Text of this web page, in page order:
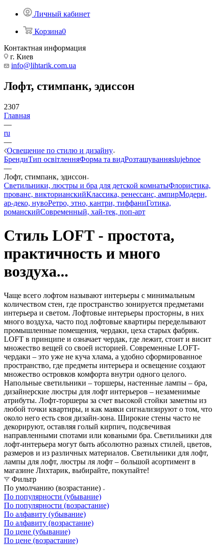
Личный кабинет
Корзина0
Контактная информация
г. Киев
info@lihtarik.com.ua
Лофт, стимпанк, эдиссон
2307
Главная
—
ru
—
Освещение по стилю и дизайну
БрендиТип освітленняФорма та видРозташуванняslujebnoe
—
Лофт, стимпанк, эдиссон
Светильники, люстры и бра для детской комнатыФлористика,
прованс, викторианскийКлассика, ренессанс, ампирМодерн,
ар-деко, нувоРетро, этно, кантри, тиффаниГотика,
романскийСовременный, хай-тек, поп-арт
Стиль LOFT - простота,
практичность и много
воздуха...
Чаще всего лофтом называют интерьеры с минимальным
количеством стен, где пространство зонируется предметами
интерьера и светом. Лофтовые интерьеры просторны, в них
много воздуха, часто под лофтовые квартиры переделывают
промышленные помещения, чердаки, цеха старых фабрик.
LOFT в принципе и означает чердак, где лежит, стоит и висит
множество вещей со своей историей. Современные LOFT-
чердаки – это уже не куча хлама, а удобно сформированное
пространство, где предметы интерьера и освещение создают
множество островков комфорта внутри одного целого.
Напольные светильники – торшеры, настенные лампы – бра,
дизайнерские люстры для лофт интерьеров – незаменимые
атрибуты. Лофт-торшеры за счет высокой стойки заметны из
любой точки квартиры, и как маяки сигнализируют о том, что
около него есть своя дизайн-зона. Широкие стены часто не
декорируют, оставляя голый кирпич, подсвечивая
направленными спотами или коваными бра. Светильники для
лофт-интерьера могут быть абсолютно разных стилей, цветов,
размеров и из различных материалов. Светильники для лофт,
лампы для лофт, люстры ля лофт – большой асортимент в
магазине Лихтарик, выбирайте, покупайте!
Фильтр
По умолчанию (возрастание)
По популярности (убывание)
По популярности (возрастание)
По алфавиту (убывание)
По алфавиту (возрастание)
По цене (убывание)
По цене (возрастание)